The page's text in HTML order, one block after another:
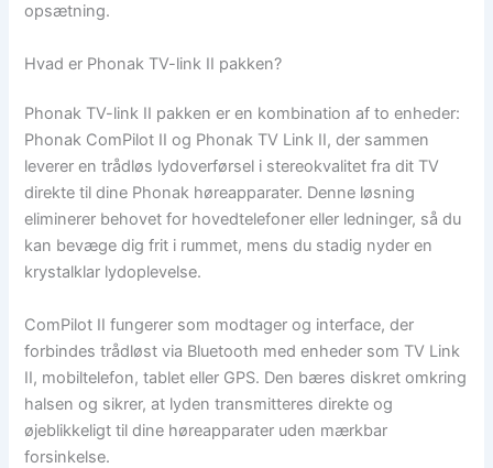
opsætning.
Hvad er Phonak TV-link II pakken?
Phonak TV-link II pakken er en kombination af to enheder:
Phonak ComPilot II og Phonak TV Link II, der sammen
leverer en trådløs lydoverførsel i stereokvalitet fra dit TV
direkte til dine Phonak høreapparater. Denne løsning
eliminerer behovet for hovedtelefoner eller ledninger, så du
kan bevæge dig frit i rummet, mens du stadig nyder en
krystalklar lydoplevelse.
ComPilot II fungerer som modtager og interface, der
forbindes trådløst via Bluetooth med enheder som TV Link
II, mobiltelefon, tablet eller GPS. Den bæres diskret omkring
halsen og sikrer, at lyden transmitteres direkte og
øjeblikkeligt til dine høreapparater uden mærkbar
forsinkelse.